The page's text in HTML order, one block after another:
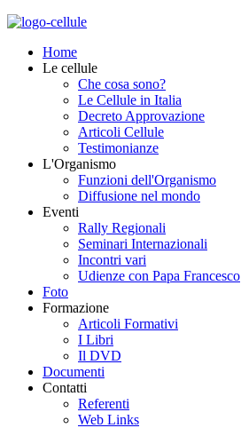
Home
Le cellule
Che cosa sono?
Le Cellule in Italia
Decreto Approvazione
Articoli Cellule
Testimonianze
L'Organismo
Funzioni dell'Organismo
Diffusione nel mondo
Eventi
Rally Regionali
Seminari Internazionali
Incontri vari
Udienze con Papa Francesco
Foto
Formazione
Articoli Formativi
I Libri
Il DVD
Documenti
Contatti
Referenti
Web Links